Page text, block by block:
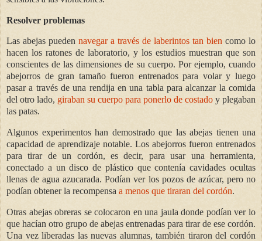
Resolver problemas
Las abejas pueden navegar a través de laberintos tan bien como lo
hacen los ratones de laboratorio, y los estudios muestran que son
conscientes de las dimensiones de su cuerpo. Por ejemplo, cuando
abejorros de gran tamaño fueron entrenados para volar y luego
pasar a través de una rendija en una tabla para alcanzar la comida
del otro lado, giraban su cuerpo para ponerlo de costado y plegaban
las patas.
Algunos experimentos han demostrado que las abejas tienen una
capacidad de aprendizaje notable. Los abejorros fueron entrenados
para tirar de un cordón, es decir, para usar una herramienta,
conectado a un disco de plástico que contenía cavidades ocultas
llenas de agua azucarada. Podían ver los pozos de azúcar, pero no
podían obtener la recompensa a menos que tiraran del cordón.
Otras abejas obreras se colocaron en una jaula donde podían ver lo
que hacían otro grupo de abejas entrenadas para tirar de ese cordón.
Una vez liberadas las nuevas alumnas, también tiraron del cordón